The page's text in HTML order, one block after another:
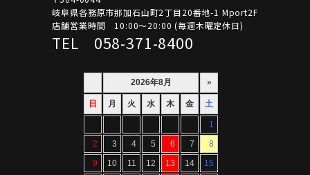
岐阜県各務原市那加石山町2丁目20番地-1 Mport2F
店舗営業時間 10:00～20:00 (毎週木曜定休日)
TEL 058-371-8400